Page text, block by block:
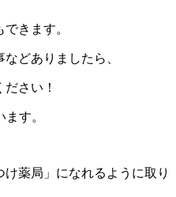
きます。
どありましたら、
さい！
す。
薬局」になれるように取り